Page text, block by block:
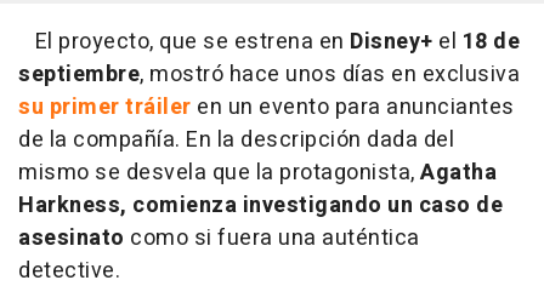
El proyecto, que se estrena en Disney+ el 18 de
septiembre, mostró hace unos días en exclusiva
su primer tráiler en un evento para anunciantes
de la compañía. En la descripción dada del
mismo se desvela que la protagonista,Agatha
Harkness, comienza investigando un caso de
asesinato como si fuera una auténtica
detective.